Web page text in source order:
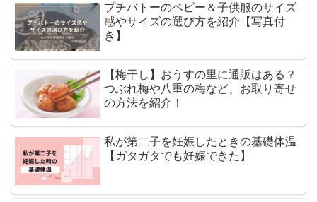
プチバトーのベビー＆子供服のサイズ
感やサイズの選び方を紹介【写真付
き】
【梅干し】おうすの里に通販はある？
つぶれ梅や八重の梅など、お取り寄せ
の方法を紹介！
私が第二子を妊娠したときの基礎体温
【ガタガタでも妊娠できた】